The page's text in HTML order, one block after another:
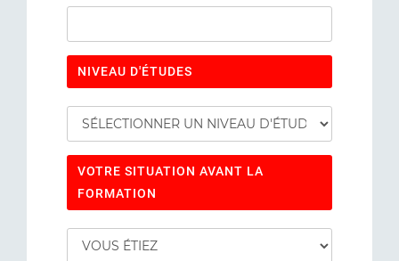
NIVEAU D'ÉTUDES
VOTRE SITUATION AVANT LA
FORMATION